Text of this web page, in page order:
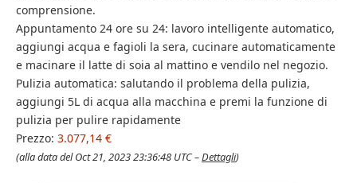
comprensione.
Appuntamento 24 ore su 24: lavoro intelligente automatico,
aggiungi acqua e fagioli la sera, cucinare automaticamente
e macinare il latte di soia al mattino e vendilo nel negozio.
Pulizia automatica: salutando il problema della pulizia,
aggiungi 5L di acqua alla macchina e premi la funzione di
pulizia per pulire rapidamente
Prezzo: 3.077,14 €
(alla data del Oct 21, 2023 23:36:48 UTC –Dettagli)